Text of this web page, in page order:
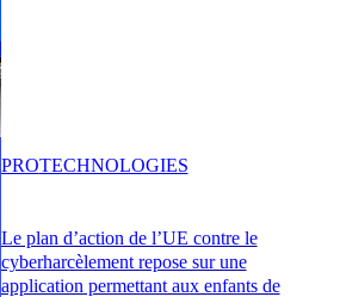
Le plan d’action de l’UE contre le
cyberharcèlement repose sur une
application permettant aux enfants de
PROTECHNOLOGIES